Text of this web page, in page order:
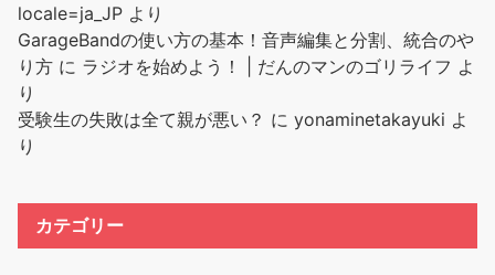
locale=ja_JP より
GarageBandの使い方の基本！音声編集と分割、統合のや
り方 に ラジオを始めよう！ | だんのマンのゴリライフ よ
り
受験生の失敗は全て親が悪い？ に yonaminetakayuki よ
り
カテゴリー